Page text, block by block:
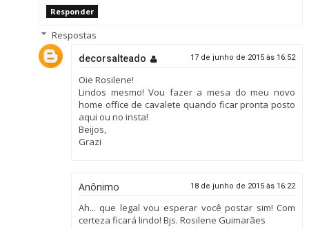
Responder
Respostas
decorsalteado 17 de junho de 2015 às 16:52
Oie Rosilene!
Lindos mesmo! Vou fazer a mesa do meu novo
home office de cavalete quando ficar pronta posto
aqui ou no insta!
Beijos,
Grazi
Anônimo 18 de junho de 2015 às 16:22
Ah... que legal vou esperar você postar sim! Com
certeza ficará lindo! Bjs. Rosilene Guimarães